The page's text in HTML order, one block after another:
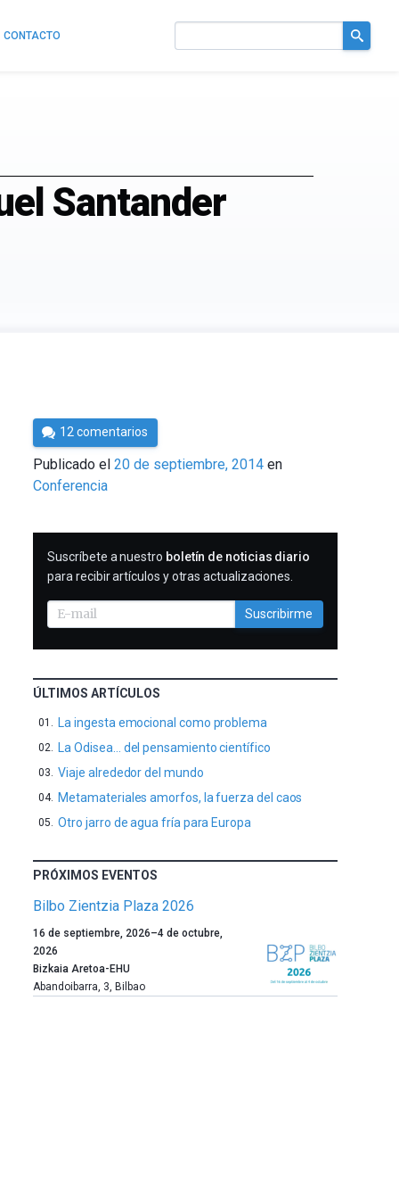
CONTACTO
Santander
Por
César
Tomé
12 comentarios
Publicado el20 de septiembre, 2014 en
Conferencia
SUSCRIBIRME
Suscríbete a nuestro boletín de noticias diario
para recibir artículos y otras actualizaciones.
Suscribirme
ÚLTIMOS ARTÍCULOS
La ingesta emocional como problema
La Odisea… del pensamiento científico
Viaje alrededor del mundo
Metamateriales amorfos, la fuerza del caos
Otro jarro de agua fría para Europa
PRÓXIMOS EVENTOS
Bilbo Zientzia Plaza 2026
Un
año
más,
Bilbao
16 de septiembre, 2026–4 de octubre,
2026
Bizkaia Aretoa-EHU
Abandoibarra, 3, Bilbao